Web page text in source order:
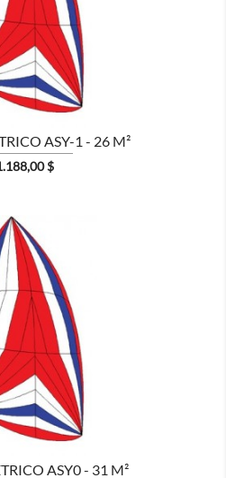
ASY-1 - 26 M²
$
ASY0 - 31 M²